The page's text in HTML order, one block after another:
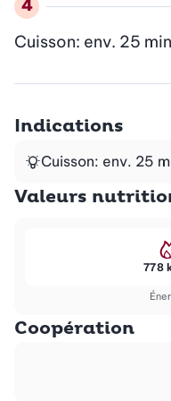
Cuisson: env. 25
Indications
Cuisson: env. 25
Valeurs
778
Coopération